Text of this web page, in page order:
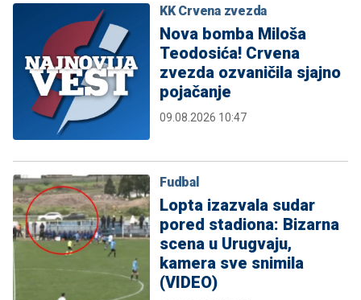
KK Crvena zvezda
Nova bomba Miloša
Teodosića! Crvena
zvezda ozvaničila sjajno
pojačanje
09.08.2026 10:47
Fudbal
Lopta izazvala sudar
pored stadiona: Bizarna
scena u Urugvaju,
kamera sve snimila
(VIDEO)